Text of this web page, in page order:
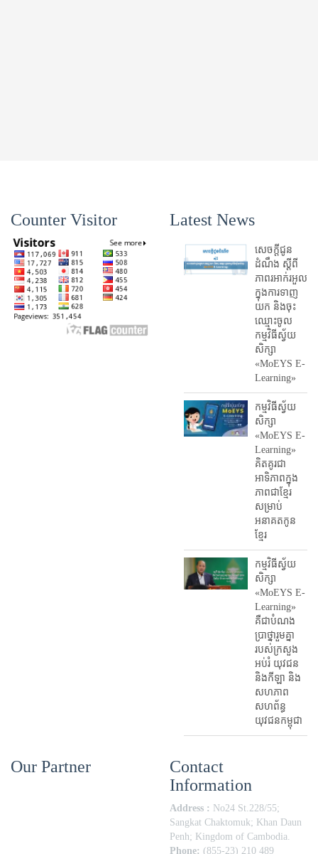
Counter Visitor Latest News
សេចក្តីជូន
ដំណឹង ស្តី​ពី
ភាព​រអាក់រអួល​
ក្នុងការ​ទាញ​
យក និង​ចុះ​
ឈ្មោះ​ចូល​
កម្មវិធី​ស្វ័យ
សិក្សា
«MoEYS E-
Learning»
កម្មវិធីស្វ័យ
សិក្សា
«MoEYS E-
Learning»
គិតគូរជា
អាទិភាពក្នុង
ភាពជាខ្មែរ
សម្រាប់
អនាគតកូន
ខ្មែរ
កម្មវិធីស្វ័យ
សិក្សា
«MoEYS E-
Learning»
គឺជាបំណង
ប្រាថ្នារួមគ្នា
របស់ក្រសួង
អប់រំ​ យុវជន
និងកីឡា និង
សហភាព
សហព័ន្ធ
យុវជនកម្ពុជា
Our Partner
Contact
Information
Address : No24 St.228/55;
Sangkat Chaktomuk; Khan Daun
Penh; Kingdom of Cambodia.
Phone: (855-23) 210 489